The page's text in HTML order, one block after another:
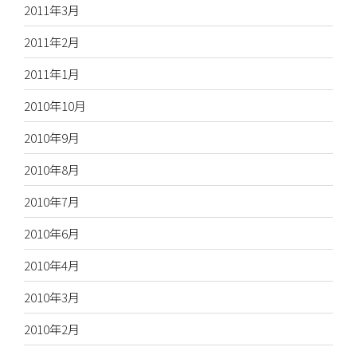
2011年3月
2011年2月
2011年1月
2010年10月
2010年9月
2010年8月
2010年7月
2010年6月
2010年4月
2010年3月
2010年2月